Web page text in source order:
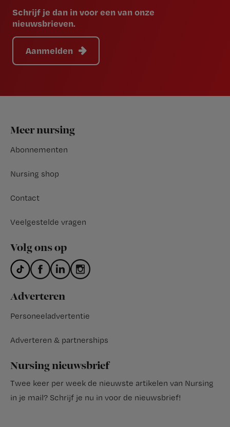
Schrijf je dan in voor een van onze
nieuwsbrieven.
Aanmelden
Footer
Meer nursing
Abonnementen
Nursing shop
Contact
Veelgestelde vragen
Volg ons op
Adverteren
Personeeladvertentie
Adverteren & partnerships
Nursing nieuwsbrief
Twee keer per week de nieuwste artikelen van Nursing
in je mail? Schrijf je nu in voor de nieuwsbrief!